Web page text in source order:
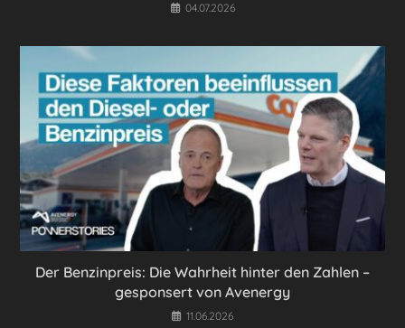
04.07.2026
Der Benzinpreis: Die Wahrheit hinter den Zahlen –
gesponsert von Avenergy
11.06.2026